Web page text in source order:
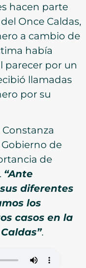
hacen parte
Once Caldas,
a cambio de
había
parecer por un
llamadas
por su
Gobierno de
de
“Ante
diferentes
los
casos en la
.